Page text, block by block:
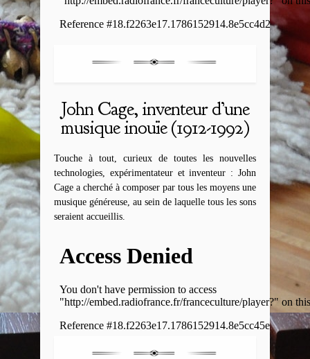
John Cage, inventeur d’une
musique inouïe (1912-1992)
Touche à tout, curieux de toutes les nouvelles
technologies, expérimentateur et inventeur : John
Cage a cherché à composer par tous les moyens une
musique généreuse, au sein de laquelle tous les sons
seraient accueillis.